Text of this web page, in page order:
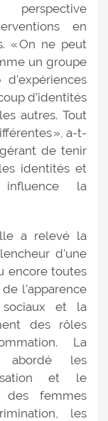
perspective
en
« On ne peut
un groupe
d’identités
autres. Tout
», a-t-
de tenir
identités et
la
a relevé la
d’une
encore toutes
l’apparence
et la
des rôles
La
abordé les
et le
des femmes
les